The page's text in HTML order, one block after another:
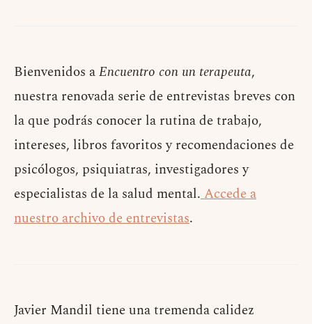
Bienvenidos aEncuentro con un terapeuta,
nuestra renovada serie de entrevistas breves con
la que podrás conocer la rutina de trabajo,
intereses, libros favoritos y recomendaciones de
psicólogos, psiquiatras, investigadores y
especialistas de la salud mental.Accede a
nuestro archivo de entrevistas.
Javier Mandil tiene una tremenda calidez